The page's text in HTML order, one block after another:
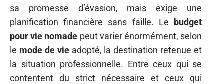
sa promesse d’évasion, mais exige une
planification financière sans faille. Le budget
pour vie nomade peut varier énormément, selon
le mode de vieadopté, la destination retenue et
la situation professionnelle. Entre ceux qui se
contentent du strict nécessaire et ceux qui